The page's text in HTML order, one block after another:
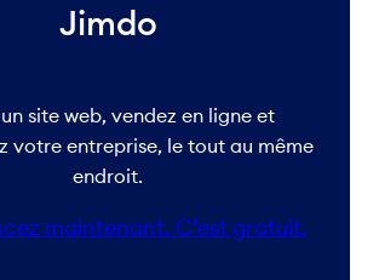
Jimdo
site web, vendez en ligne et
votre entreprise, le tout au même
endroit.
maintenant. C’est gratuit.